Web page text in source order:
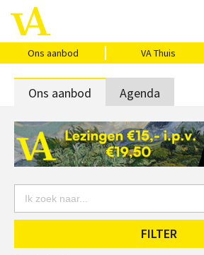
Ons aanbod VA Thuis
Home
Ons aanbod
Agenda
VAthuis
Over ons
Vragen?
Cadeaubon
Ons aanbod Agenda
FILTER